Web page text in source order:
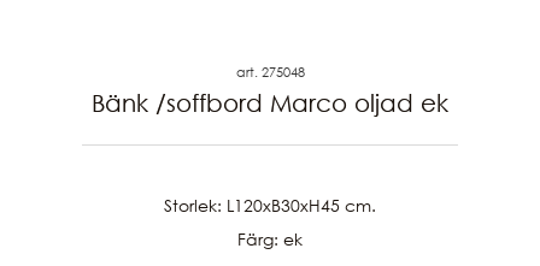
art. 275048
Bänk /soffbord Marco oljad ek
Storlek: L120xB30xH45 cm.
Färg: ek